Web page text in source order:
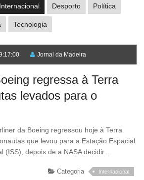
Internacional Desporto Política
Tecnologia
Jornal da Madeira
regressa à Terra
levados para o
que levou para a Estação Espacial
(ISS), depois de a NASA decidir...
Categoria Internacional